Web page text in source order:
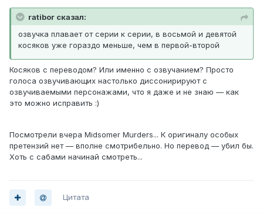
ratibor сказал:
озвучка плавает от серии к серии, в восьмой и девятой
косяков уже гораздо меньше, чем в первой-второй
Косяков с переводом? Или именно с озвучанием? Просто
голоса озвучивающих настолько диссонирируют с
озвучиваемыми персонажами, что я даже и не знаю — как
это можно исправить :)
Посмотрели вчера Midsomer Murders... К оригиналу особых
претензий нет — вполне смотрибельно. Но перевод — убил бы.
Хоть с сабами начинай смотреть...
Цитата